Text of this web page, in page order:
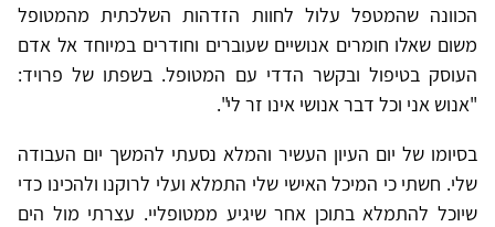
הכוונה שהמטפל עלול לחוות הזדהות השלכתית מהמטופל
משום שאלו חומרים אנושיים שעוברים וחודרים במיוחד אל אדם
העוסק בטיפול ובקשר הדדי עם המטופל. בשפתו של פרויד:
"אנוש אני וכל דבר אנושי אינו זר לי".
בסיומו של יום העיון העשיר והמלא נסעתי להמשך יום העבודה
שלי. חשתי כי המיכל האישי שלי התמלא ועלי לרוקנו ולהכינו כדי
שיוכל להתמלא בתוכן אחר שיגיע ממטופליי. עצרתי מול הים